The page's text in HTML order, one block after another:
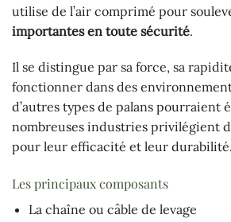
utilise de l’air comprimé pour
importantes en toute sécurité.
Il se distingue par sa force, sa
fonctionner dans des
d’autres types de palans pourraient
nombreuses industries privilégient
pour leur efficacité et leur durabilité.
Les principaux composants
La chaîne ou câble de levage